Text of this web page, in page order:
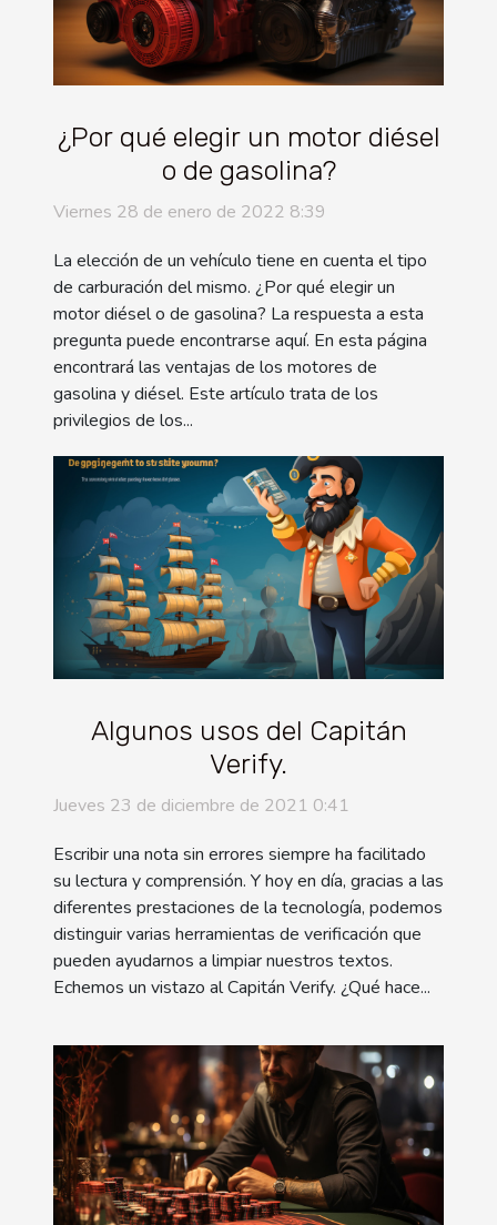
¿Por qué elegir un motor diésel
o de gasolina?
Viernes 28 de enero de 2022 8:39
La elección de un vehículo tiene en cuenta el tipo
de carburación del mismo. ¿Por qué elegir un
motor diésel o de gasolina? La respuesta a esta
pregunta puede encontrarse aquí. En esta página
encontrará las ventajas de los motores de
gasolina y diésel. Este artículo trata de los
privilegios de los...
Algunos usos del Capitán
Verify.
Jueves 23 de diciembre de 2021 0:41
Escribir una nota sin errores siempre ha facilitado
su lectura y comprensión. Y hoy en día, gracias a las
diferentes prestaciones de la tecnología, podemos
distinguir varias herramientas de verificación que
pueden ayudarnos a limpiar nuestros textos.
Echemos un vistazo al Capitán Verify. ¿Qué hace...